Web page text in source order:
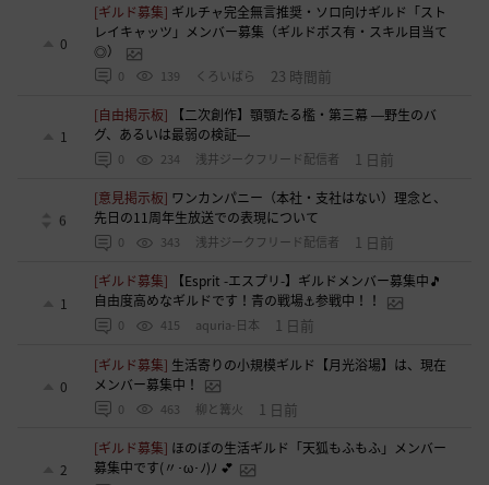
0
[ギルド募集] ギルチャ完全無言推奨・ソロ向けギルド「スト
レイキャッツ」メンバー募集（ギルドボス有・スキル目当て
◎）
0 139 くろいばら 23 時間前
1
[自由掲示板]
【二次創作】顎顎たる檻・第三幕 ―野生のバ
グ、あるいは最弱の検証―
0 234 浅井ジークフリード配信者 1 日前
6
[意見掲示板] ワンカンパニー（本社・支社はない）理念と、
先日の11周年生放送での表現について
0 343 浅井ジークフリード配信者 1 日前
1
[ギルド募集]
【Esprit -エスプリ-】ギルドメンバー募集中🎵
自由度高めなギルドです！青の戦場⚓参戦中！！
0 415 aquria-日本 1 日前
0
[ギルド募集] 生活寄りの小規模ギルド【月光浴場】は、現在
メンバー募集中！
0 463 柳と篝火 1 日前
2
[ギルド募集] ほのぼの生活ギルド「天狐もふもふ」メンバー
募集中です(〃･ω･ﾉ)ﾉ 💕